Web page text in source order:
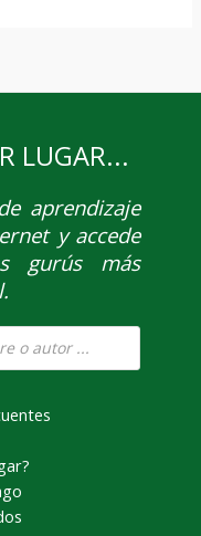
LUGAR...
aprendizaje
y accede
gurús más